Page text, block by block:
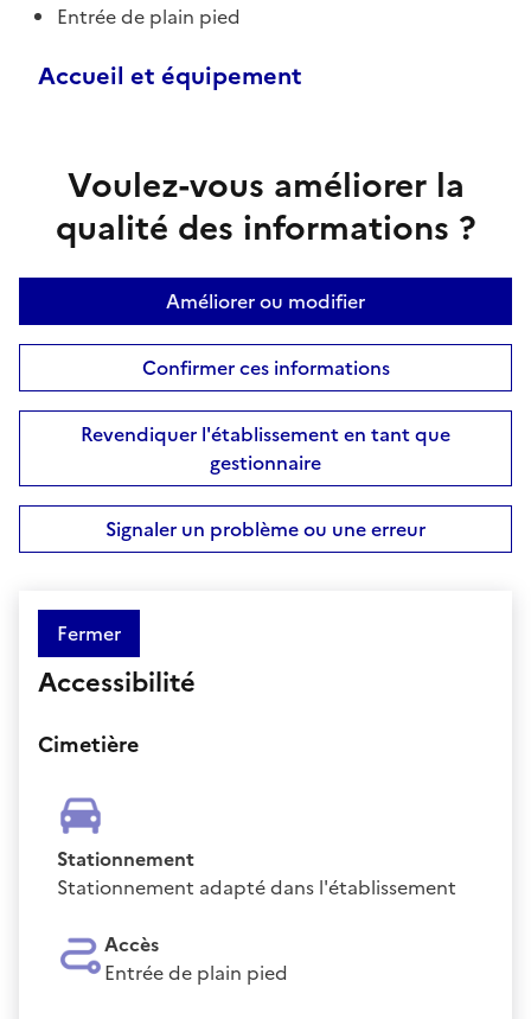
Entrée de plain pied
Accueil et équipement
Voulez-vous améliorer la
qualité des informations ?
Améliorer ou modifier
Confirmer ces informations
Revendiquer l'établissement en tant que
gestionnaire
Signaler un problème ou une erreur
Fermer
Accessibilité
Cimetière
Stationnement
Stationnement adapté dans l'établissement
Accès
Entrée de plain pied